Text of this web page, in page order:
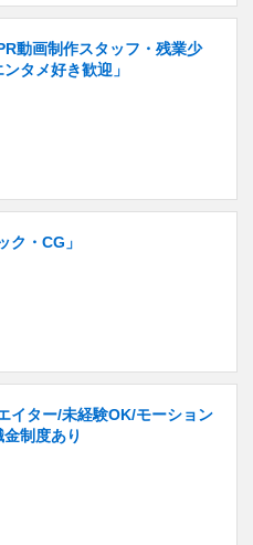
動画制作スタッフ・残業少
タメ好き歓迎」
ク・CG」
イター/未経験OK/モーション
制度あり